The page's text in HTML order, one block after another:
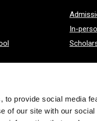
provide social media
of our site with our
In-